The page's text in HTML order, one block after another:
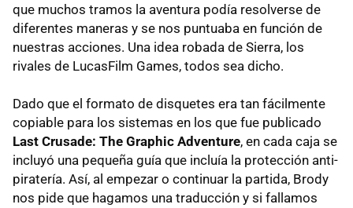
que muchos tramos la aventura podía resolverse de
diferentes maneras y se nos puntuaba en función de
nuestras acciones. Una idea robada de Sierra, los
rivales de LucasFilm Games, todos sea dicho.
Dado que el formato de disquetes era tan fácilmente
copiable para los sistemas en los que fue publicado
Last Crusade: The Graphic Adventure, en cada caja se
incluyó una pequeña guía que incluía la protección anti-
piratería. Así, al empezar o continuar la partida, Brody
nos pide que hagamos una traducción y si fallamos